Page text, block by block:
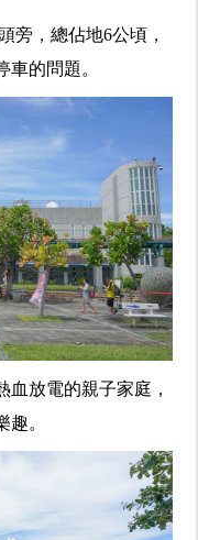
旁，總佔地6公頃，
的問題。
血放電的親子家庭，
。